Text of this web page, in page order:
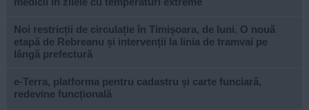
Noi restricții de circulație în Timișoara, de luni. O nouă
etapă de Rebreanu și intervenții la linia de tramvai pe
lângă prefectură
e-Terra, platforma pentru cadastru și carte funciară,
redevine funcțională